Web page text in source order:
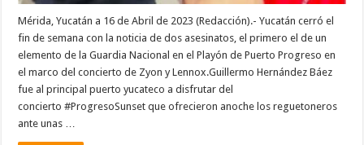
Mérida, Yucatán a 16 de Abril de 2023 (Redacción).- Yucatán cerró el
fin de semana con la noticia de dos asesinatos, el primero el de un
elemento de la Guardia Nacional en el Playón de Puerto Progreso en
el marco del concierto de Zyon y Lennox.Guillermo Hernández Báez
fue al principal puerto yucateco a disfrutar del
concierto #ProgresoSunset que ofrecieron anoche los reguetoneros
ante unas …